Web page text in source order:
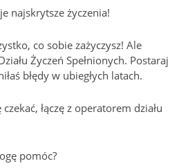
najskrytsze życzenia!
co sobie zażyczysz! Ale
Życzeń Spełnionych. Postaraj
błędy w ubiegłych latach.
czekać, łączę z operatorem działu
pomóc?